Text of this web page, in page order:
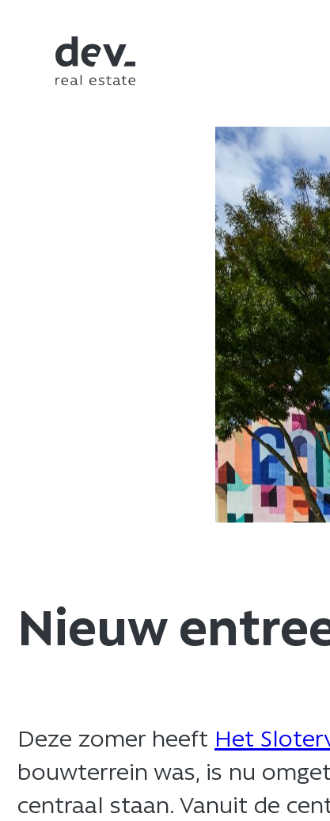
Nieuw
​Deze zomer heeft Het
bouwterrein was, is nu
centraal staan. Vanuit de